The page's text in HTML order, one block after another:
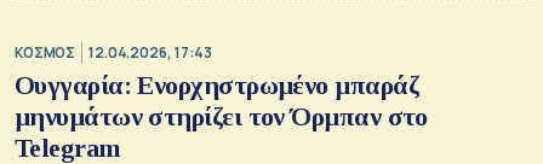
ΚΟΣΜΟΣ 12.04.2026, 17:43
Ουγγαρία: Ενορχηστρωμένο μπαράζ
μηνυμάτων στηρίζει τον Όρμπαν στο
Telegram